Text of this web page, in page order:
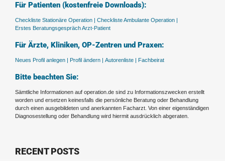
Für Patienten (kostenfreie Downloads):
Checkliste Stationäre Operation | Checkliste Ambulante Operation |
Erstes Beratungsgespräch Arzt-Patient
Für Ärzte, Kliniken, OP-Zentren und Praxen:
Neues Profil anlegen | Profil ändern | Autorenliste | Fachbeirat
Bitte beachten Sie:
Sämtliche Informationen auf operation.de sind zu Informationszwecken erstellt
worden und ersetzen keinesfalls die persönliche Beratung oder Behandlung
durch einen ausgebildeten und anerkannten Facharzt. Von einer eigenständigen
Diagnosestellung oder Behandlung wird hiermit ausdrücklich abgeraten.
RECENT POSTS